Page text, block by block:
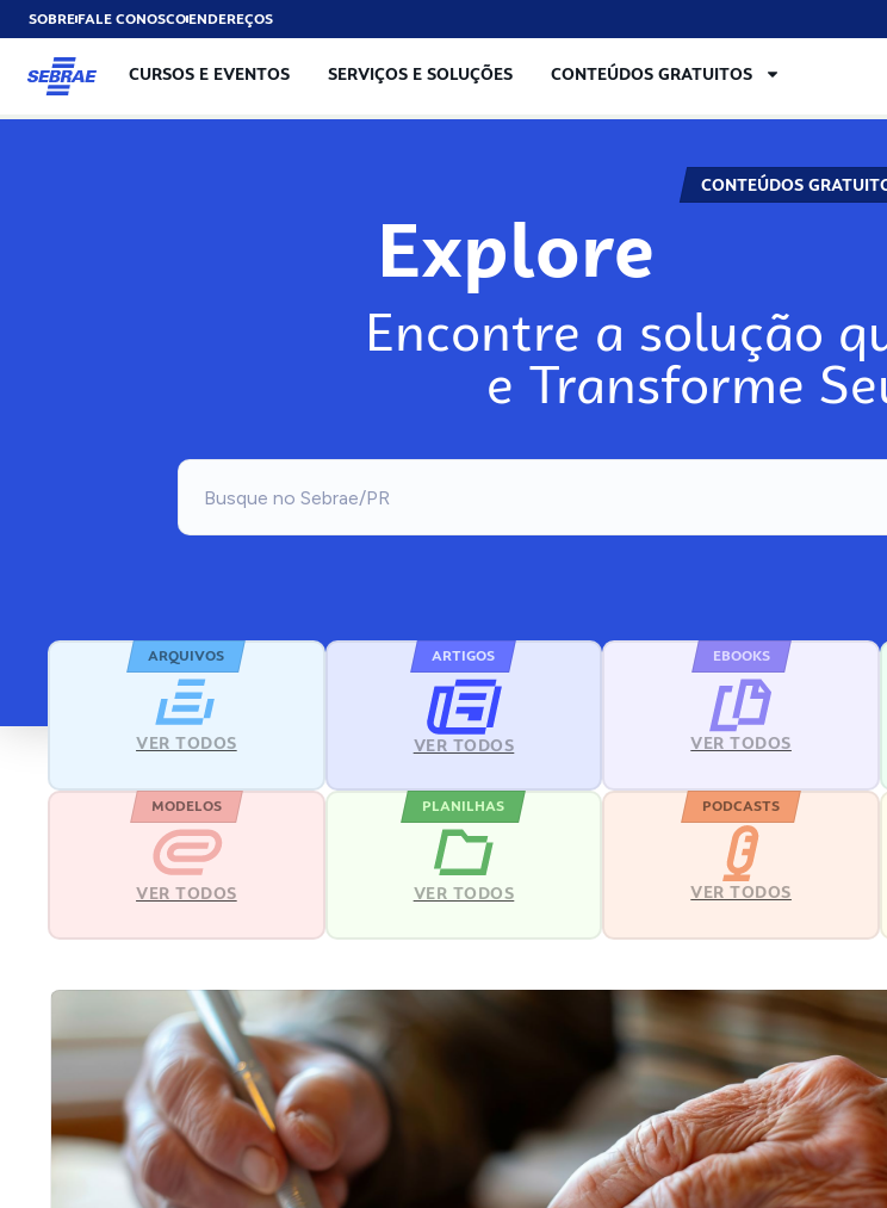
SOBREFALE CONOSCOENDEREÇOS
CURSOS E EVENTOS SERVIÇOS E SOLUÇÕES CONTEÚDOS GRATUITOS
CONTEÚDOS
Explore
Encontre a solução
e Transforme
ARQUIVOS
VER TODOS
ARTIGOS
VER TODOS
EBOOKS
VER TODOS
MODELOS
VER TODOS
PLANILHAS
VER TODOS
PODCASTS
VER TODOS